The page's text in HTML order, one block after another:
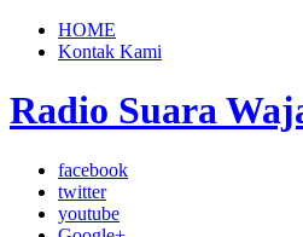
HOME
Kontak Kami
Radio Suara
facebook
twitter
youtube